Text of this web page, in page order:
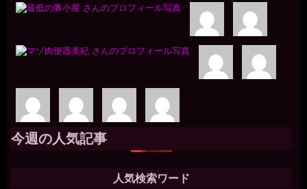
今週の人気記事
人気検索ワード